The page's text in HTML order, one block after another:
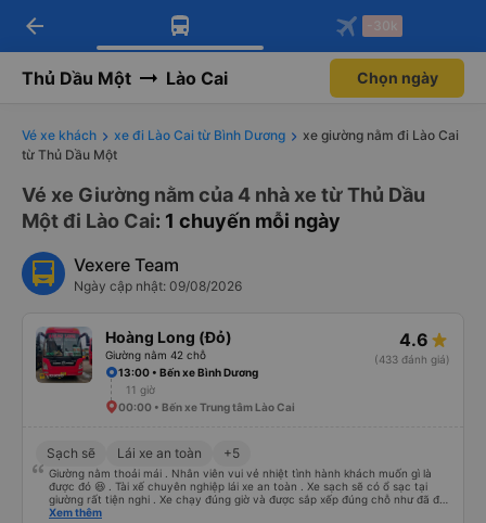
Tải app Vexere ngay!
Nhận ưu đãi thành viên độc
Mở app
Tải app Vexere
-30k/ghế khi đặt vé máy bay qua
Mở app
arrow_back -30k
Thủ Dầu Một Lào Cai Chọn ngày
Vé xe khách xe đi Lào Cai từ Bình Dương
xe giường nằm đi Lào Cai
từ Thủ Dầu Một
Vé xe Giường nằm của 4 nhà xe từ Thủ Dầu
Một đi Lào Cai: 1 chuyến mỗi ngày
Vexere Team
Ngày cập nhật: 09/08/2026
Hoàng Long (Đỏ)
Giường nằm 42 chỗ
4.6
(433 đánh giá)
13:00 • Bến xe Bình Dương
11 giờ
00:00 • Bến xe Trung tâm Lào Cai
Sạch sẽ Lái xe an toàn +5
Giường nằm thoải mái . Nhân viên vui vẻ nhiệt tình hành khách muốn gì là
được đó 😆 . Tài xế chuyên nghiệp lái xe an toàn . Xe sạch sẽ có ổ sạc tại
giường rất tiện nghi . Xe chạy đúng giờ và được sắp xếp đúng chỗ như đã đặt
. Điểm 10 cho hoàng long đỏ 👍
Xem thêm